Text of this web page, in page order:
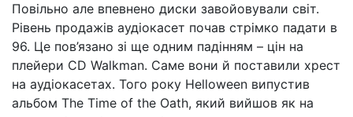
Повільно але впевнено диски завойовували світ.
Рівень продажів аудіокасет почав стрімко падати в
96. Це пов’язано зі ще одним падінням – цін на
плейери CD Walkman. Саме вони й поставили хрест
на аудіокасетах. Того року Helloween випустив
альбом The Time of the Oath, який вийшов як на